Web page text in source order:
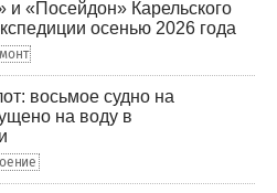
и «Посейдон» Карельского
осенью 2026 года
восьмое судно на
на воду в